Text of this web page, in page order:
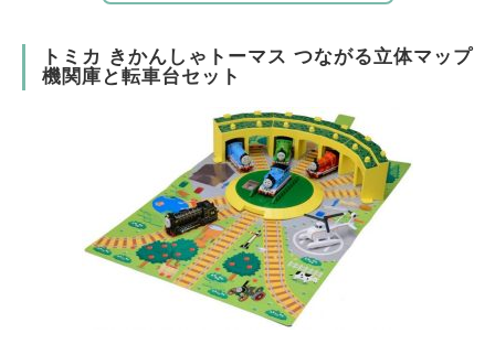
トミカ きかんしゃトーマス つながる立体マップ
機関庫と転車台セット